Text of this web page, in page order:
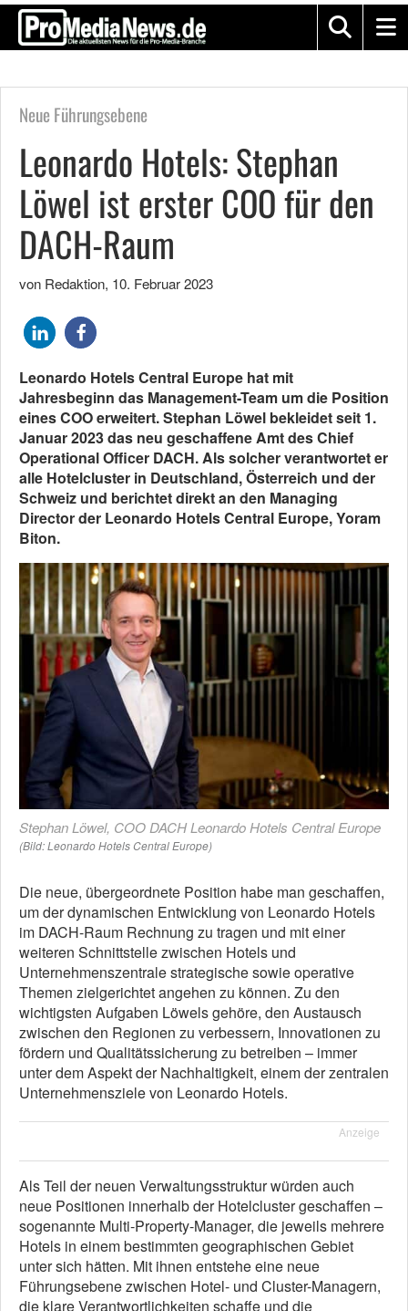
Neue Führungsebene
Leonardo Hotels: Stephan
Löwel ist erster COO für den
DACH-Raum
von Redaktion, 10. Februar 2023
Leonardo Hotels Central Europe hat mit
Jahresbeginn das Management-Team um die Position
eines COO erweitert. Stephan Löwel bekleidet seit 1.
Januar 2023 das neu geschaffene Amt des Chief
Operational Officer DACH. Als solcher verantwortet er
alle Hotelcluster in Deutschland, Österreich und der
Schweiz und berichtet direkt an den Managing
Director der Leonardo Hotels Central Europe, Yoram
Biton.
Stephan Löwel, COO DACH Leonardo Hotels Central Europe
(Bild: Leonardo Hotels Central Europe)
Die neue, übergeordnete Position habe man geschaffen,
um der dynamischen Entwicklung von Leonardo Hotels
im DACH-Raum Rechnung zu tragen und mit einer
weiteren Schnittstelle zwischen Hotels und
Unternehmenszentrale strategische sowie operative
Themen zielgerichtet angehen zu können. Zu den
wichtigsten Aufgaben Löwels gehöre, den Austausch
zwischen den Regionen zu verbessern, Innovationen zu
fördern und Qualitätssicherung zu betreiben – immer
unter dem Aspekt der Nachhaltigkeit, einem der zentralen
Unternehmensziele von Leonardo Hotels.
Anzeige
Als Teil der neuen Verwaltungsstruktur würden auch
neue Positionen innerhalb der Hotelcluster geschaffen –
sogenannte Multi-Property-Manager, die jeweils mehrere
Hotels in einem bestimmten geographischen Gebiet
unter sich hätten. Mit ihnen entstehe eine neue
Führungsebene zwischen Hotel- und Cluster-Managern,
die klare Verantwortlichkeiten schaffe und die